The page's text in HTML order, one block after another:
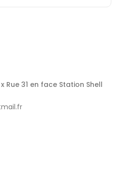
Rue 31 en face Station Shell